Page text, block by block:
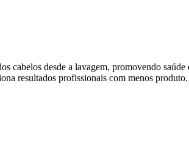
cabelos desde a lavagem, promovendo saúde
resultados profissionais com menos produto.